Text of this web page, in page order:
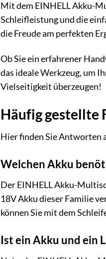
Mit dem EINHELL Akku-
Schleifleistung und die
die Freude am perfekten
Ob Sie ein erfahrener
das ideale Werkzeug, um
Vielseitigkeit überzeugen!
Häufig gestellte
Hier finden Sie Antworten
Welchen Akku
Der EINHELL Akku-
18V Akku dieser Familie
können Sie mit dem
Ist ein Akku und ein